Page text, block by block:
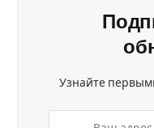
Узнайте